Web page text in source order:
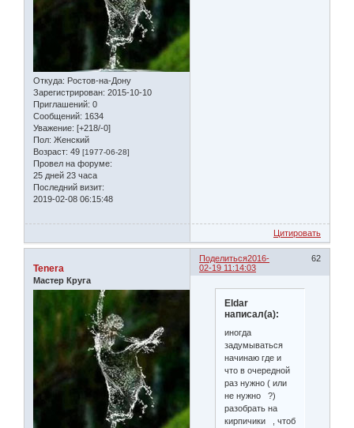
Откуда: Ростов-на-Дону
Зарегистрирован: 2015-10-10
Приглашений: 0
Сообщений: 1634
Уважение: [+218/-0]
Пол: Женский
Возраст: 49 [1977-06-28]
Провел на форуме:
25 дней 23 часа
Последний визит:
2019-02-08 06:15:48
Цитировать
Поделиться 62
2016-
02-19 11:14:03
Tenera
Мастер Круга
Eldar
написал(а):
иногда
задумываться
начинаю где и
что в очередной
раз нужно ( или
не нужно ?)
разобрать на
кирпичики , чтоб